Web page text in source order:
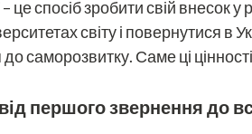
це спосіб зробити свій внесок
світу і повернутися в
до саморозвитку. Саме ці
першого звернення до